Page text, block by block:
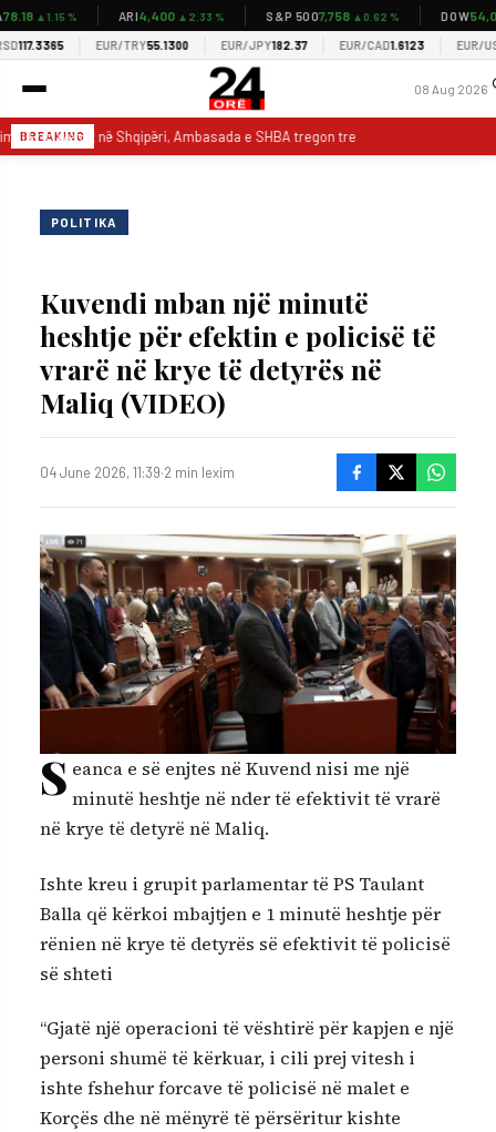
▲1.15 % ARI4,400▲2.33 % S&P 5007,758▲0.62 % DOW
117.3365 EUR/TRY55.1300 EUR/JPY182.37 EUR/CAD1.6123 EUR/USD
08 Aug 2026
BREAKING
i Eric Wendt në Shqipëri, Ambasada e SHBA tregon tre prioritetet: Do
POLITIKA
Kuvendi mban një minutë
heshtje për efektin e policisë të
vrarë në krye të detyrës në
Maliq (VIDEO)
04 June 2026, 11:39·2 min lexim
S eanca e së enjtes në Kuvend nisi me një
minutë heshtje në nder të efektivit të vrarë
në krye të detyrë në Maliq.
Ishte kreu i grupit parlamentar të PS Taulant
Balla që kërkoi mbajtjen e 1 minutë heshtje për
rënien në krye të detyrës së efektivit të policisë
së shteti
“Gjatë një operacioni të vështirë për kapjen e një
personi shumë të kërkuar, i cili prej vitesh i
ishte fshehur forcave të policisë në malet e
Korçës dhe në mënyrë të përsëritur kishte